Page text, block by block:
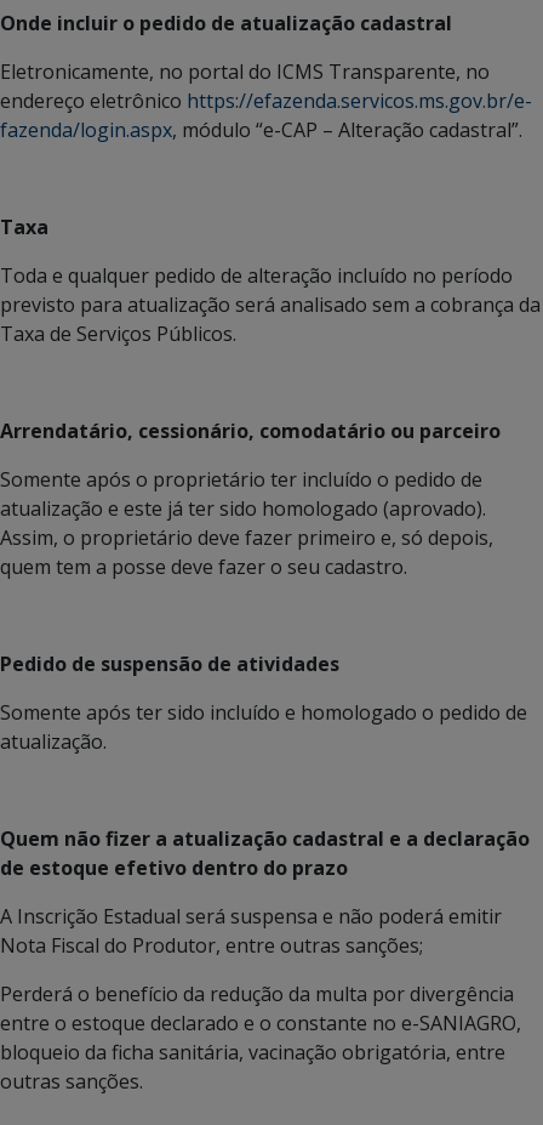
Onde incluir o pedido de atualização cadastral
Eletronicamente, no portal do ICMS Transparente, no
endereço eletrônico https://efazenda.servicos.ms.gov.br/e-
fazenda/login.aspx, módulo “e-CAP – Alteração cadastral”.
Taxa
Toda e qualquer pedido de alteração incluído no período
previsto para atualização será analisado sem a cobrança da
Taxa de Serviços Públicos.
Arrendatário, cessionário, comodatário ou parceiro
Somente após o proprietário ter incluído o pedido de
atualização e este já ter sido homologado (aprovado).
Assim, o proprietário deve fazer primeiro e, só depois,
quem tem a posse deve fazer o seu cadastro.
Pedido de suspensão de atividades
Somente após ter sido incluído e homologado o pedido de
atualização.
Quem não fizer a atualização cadastral e a declaração
de estoque efetivo dentro do prazo
A Inscrição Estadual será suspensa e não poderá emitir
Nota Fiscal do Produtor, entre outras sanções;
Perderá o benefício da redução da multa por divergência
entre o estoque declarado e o constante no e-SANIAGRO,
bloqueio da ficha sanitária, vacinação obrigatória, entre
outras sanções.